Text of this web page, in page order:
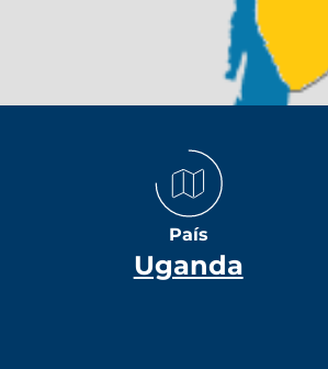
País
Uganda